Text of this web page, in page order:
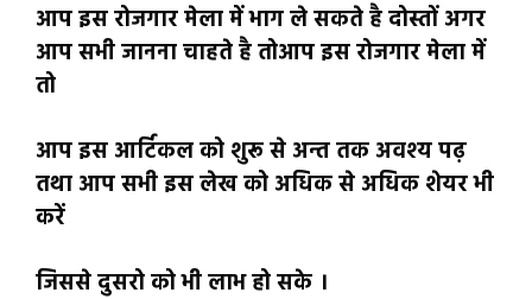
आप इस रोजगार मेला में भाग ले सकते है दोस्तों अगर
आप सभी जानना चाहते है तोआप इस रोजगार मेला में
तो
आप इस आर्टिकल को शुरू से अन्त तक अवश्य पढ़
तथा आप सभी इस लेख को अधिक से अधिक शेयर भी
करें
जिससे दुसरो को भी लाभ हो सके ।